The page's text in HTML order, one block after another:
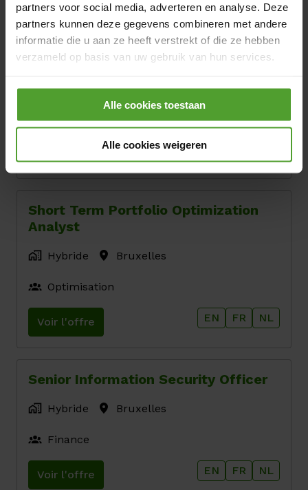
partners voor social media, adverteren en analyse. Deze
partners kunnen deze gegevens combineren met andere
informatie die u aan ze heeft verstrekt of die ze hebben
verzameld op basis van uw gebruik van hun services.
Door op de knop “Alle cookies weigeren” te klikken, kunt
u ervoor kiezen om alle cookies te weigeren, behalve de
noodzakelijke cookies. De noodzakelijke cookies zijn
nodig voor het goed functioneren van de website(s) en
Alle cookies toestaan
Alle cookies weigeren
Short Term Portfolio Optimization
Deputy
Hybride Bruxelles
Optimisation
EN
Short Term Portfolio Optimization
Analyst
Hybride Bruxelles
Optimisation
Voir l'offre EN FR NL
Senior Information Security Officer
Hybride Bruxelles
Finance
Voir l'offre EN FR NL